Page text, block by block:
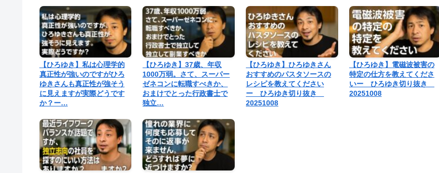
【ひろゆき】私は心理学的
真正性が強いのですがひろ
ゆきさんも真正性が強そう
に見えますが実際どうです
か？ー…
【ひろゆき】37歳、年収
1000万弱。さて、スーパー
ゼネコンに転職すべきか、
おまけでとった行政書士で
独立…
【ひろゆき】ひろゆきさん
おすすめのパスタソースの
レシピを教えてください
ー ひろゆき切り抜き
20251008
【ひろゆき】電磁波被害の
特定の仕方を教えてくださ
いー ひろゆき切り抜き
20251008